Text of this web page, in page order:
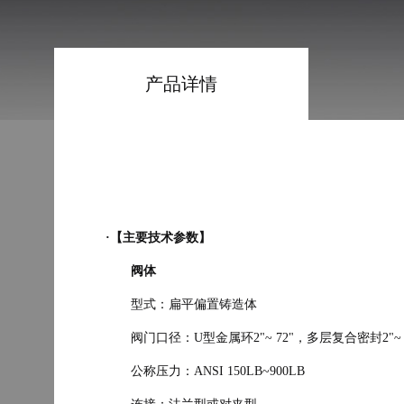
产品详情
·【主要技术参数】
阀体
型式：扁平偏置铸造体
阀门口径：U型金属环2"~ 72" ，多层复合密封2"~
公称压力：ANSI 150LB~900LB